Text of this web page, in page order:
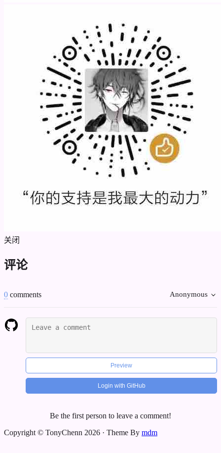
关闭
评论
0 comments Anonymous
Preview
Login with GitHub
Be the first person to leave a comment!
Copyright © TonyChenn 2026 · Theme By mdm